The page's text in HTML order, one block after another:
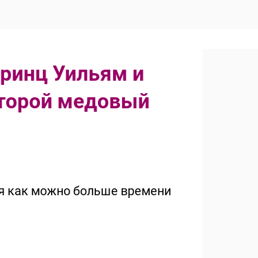
Уильям и
медовый
как можно больше времени